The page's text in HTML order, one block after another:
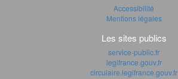
Accessibilité
Mentions légales
Les sites publics
service-public.fr
legifrance.gouv.fr
circulaire.legifrance.gouv.fr